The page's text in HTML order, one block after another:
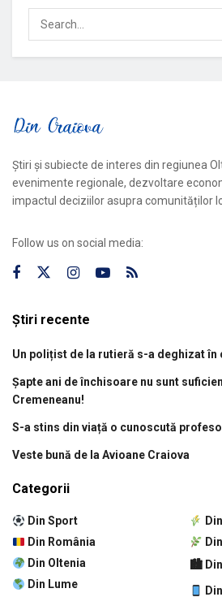
Știri și subiecte de interes din regiunea
evenimente regionale, dezvoltare
impactul deciziilor asupra comunităților
Follow us on social media:
Știri recente
Un polițist de la rutieră s-a deghizat în
Șapte ani de închisoare nu sunt
Cremeneanu!
S-a stins din viață o cunoscută
Veste bună de la Avioane Craiova
Categorii
Din Sport
Din România
Din Oltenia
Din Lume
🏙